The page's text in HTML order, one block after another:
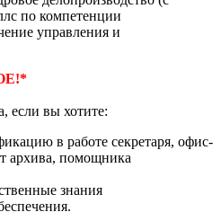
по компетенции
управления и
если вы хотите:
в работе секретаря, офис-
архива, помощника
знания